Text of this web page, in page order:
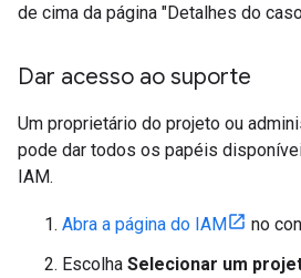
de cima da página "Detalhes do
Dar acesso ao suporte
Um proprietário do projeto ou
pode dar todos os papéis
IAM.
Abra a página do IAM
no
Escolha Selecionar um